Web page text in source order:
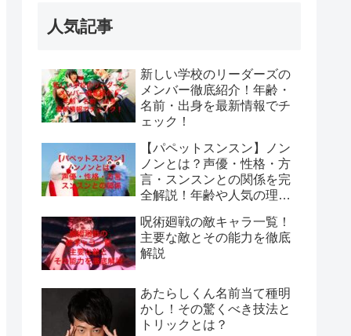
人気記事
新しい学校のリーダーズの
メンバー徹底紹介！年齢・
名前・出身を最新情報でチ
ェック！
【パペットスンスン】ノン
ノンとは？声優・性格・方
言・スンスンとの関係を完
全解説！年齢や人気の理由
呪術廻戦の敵キャラ一覧！
主要な敵とその能力を徹底
解説
あたらしくん名前当て種明
かし！その驚くべき技法と
トリックとは？